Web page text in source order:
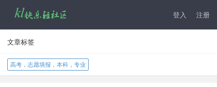
登入 注册
文章标签
高考，志愿填报，本科，专业